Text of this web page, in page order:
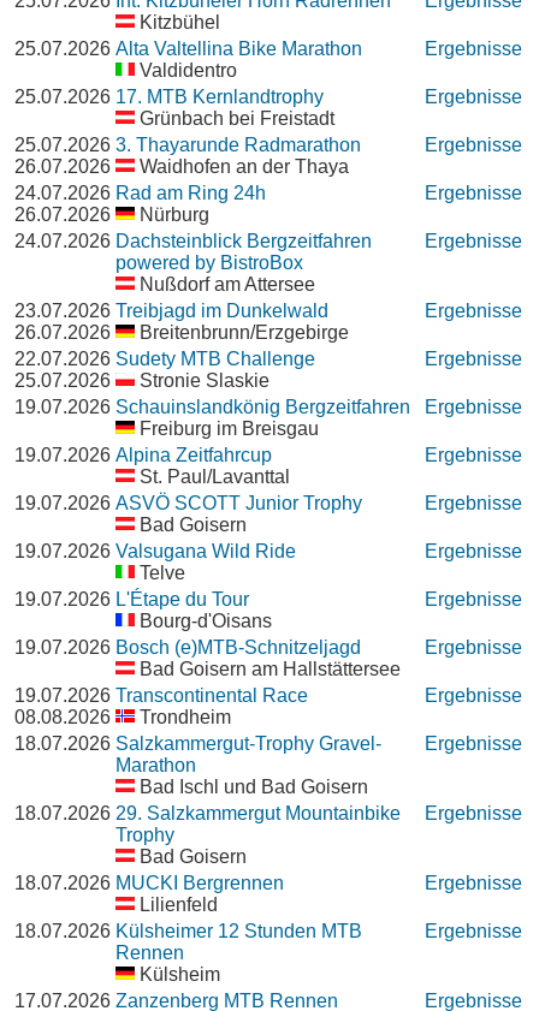
Kitzbühel
25.07.2026 Alta Valtellina Bike Marathon
Valdidentro
Ergebnisse
25.07.2026 17. MTB Kernlandtrophy
Grünbach bei Freistadt
Ergebnisse
25.07.2026
26.07.2026
3. Thayarunde Radmarathon
Waidhofen an der Thaya
Ergebnisse
24.07.2026
26.07.2026
Rad am Ring 24h
Nürburg
Ergebnisse
24.07.2026 Dachsteinblick Bergzeitfahren
powered by BistroBox
Nußdorf am Attersee
Ergebnisse
23.07.2026
26.07.2026
Treibjagd im Dunkelwald
Breitenbrunn/Erzgebirge
Ergebnisse
22.07.2026
25.07.2026
Sudety MTB Challenge
Stronie Slaskie
Ergebnisse
19.07.2026 Schauinslandkönig Bergzeitfahren
Freiburg im Breisgau
Ergebnisse
19.07.2026 Alpina Zeitfahrcup
St. Paul/Lavanttal
Ergebnisse
19.07.2026 ASVÖ SCOTT Junior Trophy
Bad Goisern
Ergebnisse
19.07.2026 Valsugana Wild Ride
Telve
Ergebnisse
19.07.2026 L'Étape du Tour
Bourg-d'Oisans
Ergebnisse
19.07.2026 Bosch (e)MTB-Schnitzeljagd
Bad Goisern am Hallstättersee
Ergebnisse
19.07.2026
08.08.2026
Transcontinental Race
Trondheim
Ergebnisse
18.07.2026 Salzkammergut-Trophy Gravel-
Marathon
Bad Ischl und Bad Goisern
Ergebnisse
18.07.2026 29. Salzkammergut Mountainbike
Trophy
Bad Goisern
Ergebnisse
18.07.2026 MUCKI Bergrennen
Lilienfeld
Ergebnisse
18.07.2026 Külsheimer 12 Stunden MTB
Rennen
Külsheim
Ergebnisse
17.07.2026 Zanzenberg MTB Rennen
Ergebnisse